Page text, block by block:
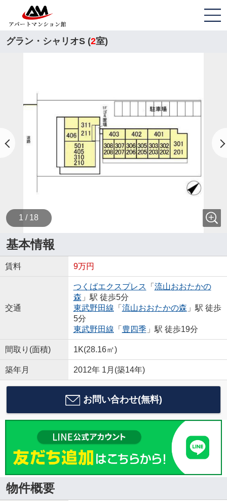
グラン・シャリオS (2室)
1 / 18
基本情報
賃料 9万円
交通
つくばエクスプレス 「 流山おおたかの
森 」駅 徒歩5分
東武野田線 「 流山おおたかの森 」駅 徒歩
5分
東武野田線 「 豊四季」駅 徒歩19分
間取り(面積) 1K(28.16㎡)
築年月 2012年 1月(築14年)
お問い合わせ(無料)
物件概要